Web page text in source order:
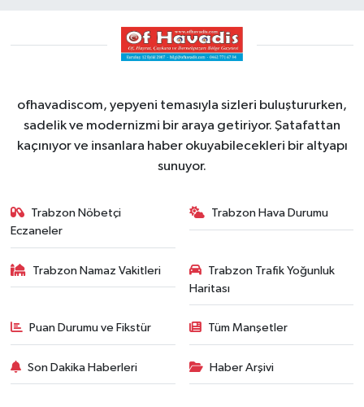
ofhavadiscom, yepyeni temasıyla sizleri buluştururken,
sadelik ve modernizmi bir araya getiriyor. Şatafattan
kaçınıyor ve insanlara haber okuyabilecekleri bir altyapı
sunuyor.
Trabzon Nöbetçi
Eczaneler
Trabzon Hava Durumu
Trabzon Namaz Vakitleri
Trabzon Trafik Yoğunluk
Haritası
Puan Durumu ve Fikstür Tüm Manşetler
Son Dakika Haberleri Haber Arşivi